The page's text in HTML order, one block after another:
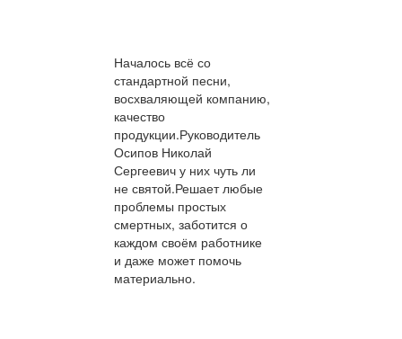
Началось всё со
стандартной песни,
восхваляющей компанию,
качество
продукции.Руководитель
Осипов Николай
Сергеевич у них чуть ли
не святой.Решает любые
проблемы простых
смертных, заботится о
каждом своём работнике
и даже может помочь
материально.